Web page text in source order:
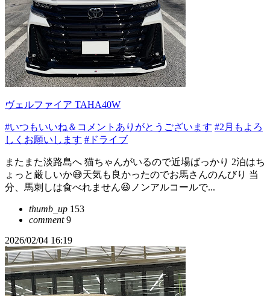
ヴェルファイア TAHA40W
#いつもいいね＆コメントありがとうございます #2月もよろ
しくお願いします #ドライブ
またまた淡路島へ 猫ちゃんがいるので近場ばっかり 2泊はち
ょっと厳しいか😅天気も良かったのでお馬さんのんびり 当
分、馬刺しは食べれません😆ノンアルコールで...
thumb_up 153
comment9
2026/02/04 16:19